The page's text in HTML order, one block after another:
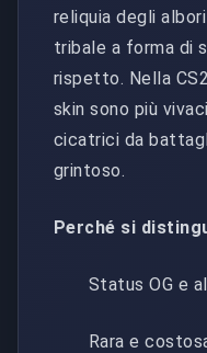
reliquia degli
tribale a forma di
rispetto. Nella
skin sono più
cicatrici da
grintoso.
Perché si
Status OG e
Rara e